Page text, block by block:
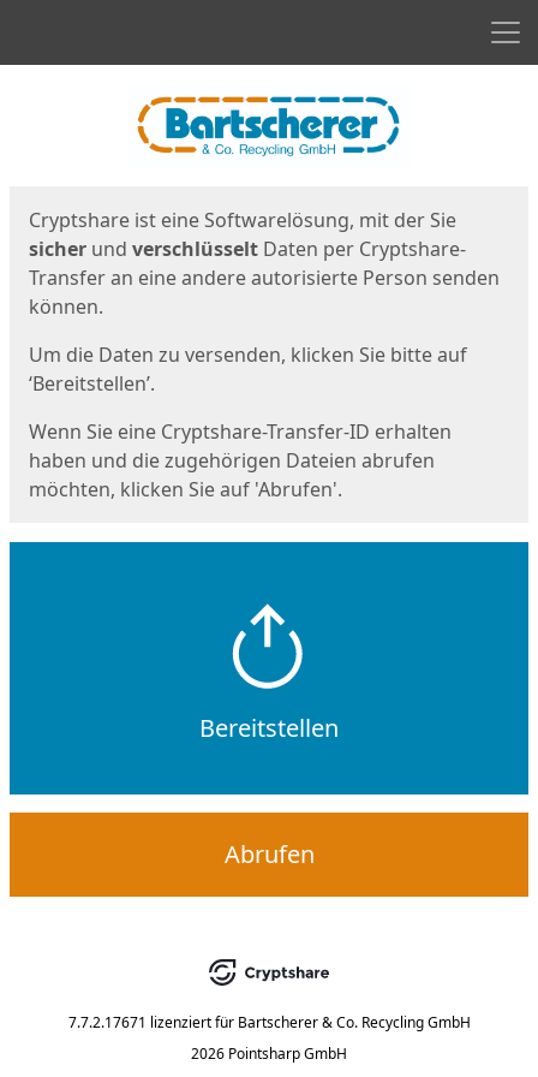
Cryptshare ist eine Softwarelösung, mit der Sie
sicher und verschlüsselt Daten per Cryptshare-
Transfer an eine andere autorisierte Person senden
können.
Um die Daten zu versenden, klicken Sie bitte auf
‘Bereitstellen’.
Wenn Sie eine Cryptshare-Transfer-ID erhalten
haben und die zugehörigen Dateien abrufen
möchten, klicken Sie auf 'Abrufen'.
Bereitstellen
Abrufen
7.7.2.17671 lizenziert für Bartscherer & Co. Recycling GmbH
2026 Pointsharp GmbH